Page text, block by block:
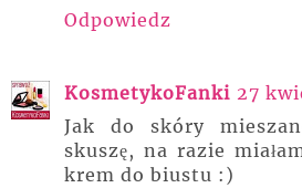
Odpowiedz
KosmetykoFanki 27
Jak do skóry
skuszę, na razie
krem do biustu :)